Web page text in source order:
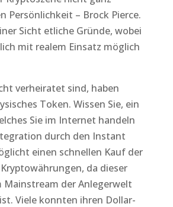
Persönlichkeit – Brock Pierce.
Sicht etliche Gründe, wobei
mit realem Einsatz möglich
verheiratet sind, haben
Token. Wissen Sie, ein
Sie im Internet handeln
durch den Instant
einen schnellen Kauf der
da dieser
Mainstream der Anlegerwelt
Viele konnten ihren Dollar-